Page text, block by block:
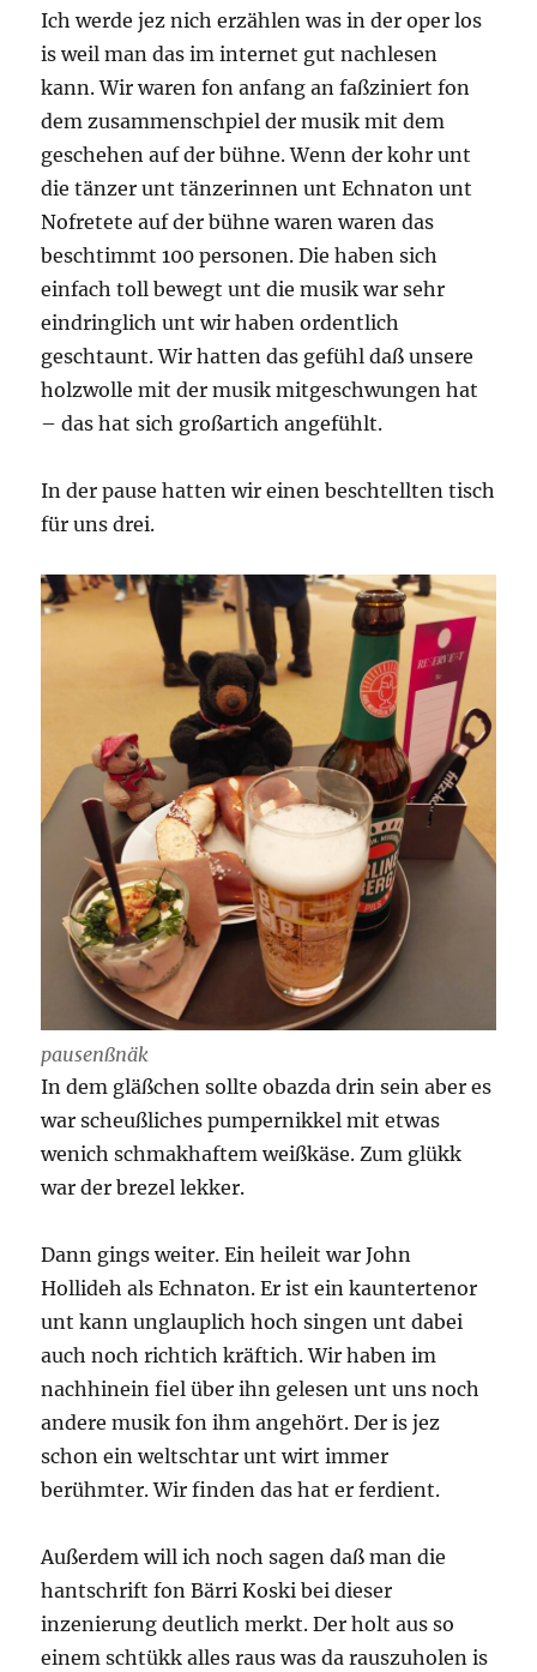
Ich werde jez nich erzählen was in der oper los
is weil man das im internet gut nachlesen
kann. Wir waren fon anfang an faßziniert fon
dem zusammenschpiel der musik mit dem
geschehen auf der bühne. Wenn der kohr unt
die tänzer unt tänzerinnen unt Echnaton unt
Nofretete auf der bühne waren waren das
beschtimmt 100 personen. Die haben sich
einfach toll bewegt unt die musik war sehr
eindringlich unt wir haben ordentlich
geschtaunt. Wir hatten das gefühl daß unsere
holzwolle mit der musik mitgeschwungen hat
– das hat sich großartich angefühlt.
In der pause hatten wir einen beschtellten tisch
für uns drei.
pausenßnäk
In dem gläßchen sollte obazda drin sein aber es
war scheußliches pumpernikkel mit etwas
wenich schmakhaftem weißkäse. Zum glükk
war der brezel lekker.
Dann gings weiter. Ein heileit war John
Hollideh als Echnaton. Er ist ein kauntertenor
unt kann unglauplich hoch singen unt dabei
auch noch richtich kräftich. Wir haben im
nachhinein fiel über ihn gelesen unt uns noch
andere musik fon ihm angehört. Der is jez
schon ein weltschtar unt wirt immer
berühmter. Wir finden das hat er ferdient.
Außerdem will ich noch sagen daß man die
hantschrift fon Bärri Koski bei dieser
inzenierung deutlich merkt. Der holt aus so
einem schtükk alles raus was da rauszuholen is